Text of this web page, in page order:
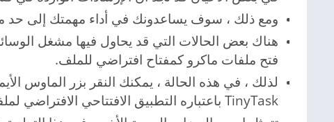
ومع ذلك ، سوف يساعدونك في أداء مهمتك إلى حد
هناك بعض الحالات التي قد يحاول فيها مشغل
فتح ملفات ماكرو كمفتاح افتراضي للملف.
لذلك ، في هذه الحالة ، يمكنك النقر بزر الماوس
TinyTask باعتباره التطبيق الافتتاحي الافتراضي لملفات الماكرو.